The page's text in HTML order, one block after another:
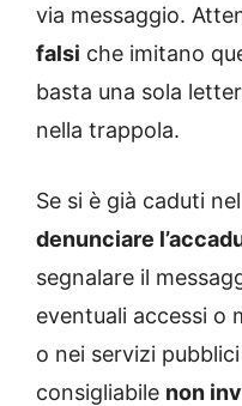
via messaggio.
falsi che imitano
basta una sola
nella trappola.
Se si è già caduti
denunciare
segnalare il
eventuali accessi o
o nei servizi
consigliabile non